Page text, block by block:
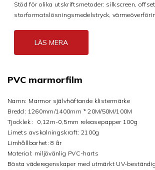
Stöd för olika utskriftsmetoder: silkscreen,
storformatslösningsmedelstryck,
LÄS MERA
PVC marmorfilm
Namn: Marmor självhäftande klistermärke
Bredd: 1260mm/1400mm * 20M/50M/100M
Tjocklek : 0,12m-0,5mm releasepapper 100g
Limets avskalningskraft: 2100g
Limhållbarhet: 8 år
Material: miljövänlig PVC-harts
Bästa väderegenskaper med utmärkt UV-